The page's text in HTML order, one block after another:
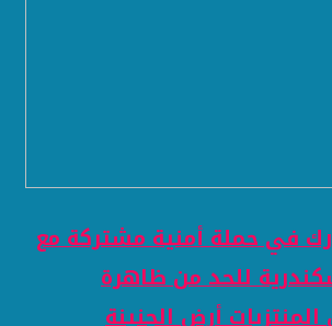
في حملة أمنية مشتركة مع
للحد من ظاهرة
أرض الجنينة